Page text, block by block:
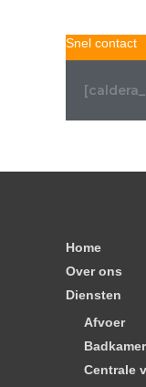
Snel contact
Home
Over ons
Diensten
Afvoer
Centrale